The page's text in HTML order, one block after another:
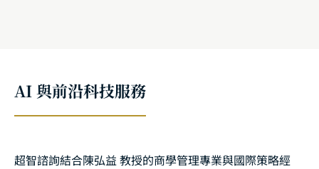
AI 與前沿科技服務
超智諮詢結合陳弘益 教授的商學管理專業與國際策略經